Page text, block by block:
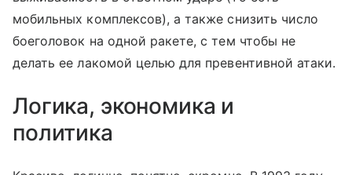
мобильных комплексов), а также снизить число
боеголовок на одной ракете, с тем чтобы не
делать ее лакомой целью для превентивной атаки.
Логика, экономика и
политика